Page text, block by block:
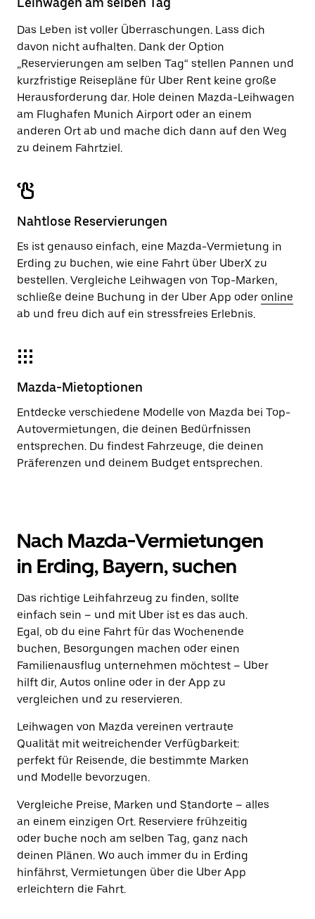
zu
Das Leben ist voller Überraschungen. Lass dich
davon nicht aufhalten. Dank der Option
„Reservierungen am selben Tag“ stellen Pannen und
kurzfristige Reisepläne für Uber Rent keine große
Herausforderung dar. Hole deinen Mazda-Leihwagen
am Flughafen Munich Airport oder an einem
anderen Ort ab und mache dich dann auf den Weg
zu deinem Fahrtziel.
Nahtlose Reservierungen
Es ist genauso einfach, eine Mazda-Vermietung in
Erding zu buchen, wie eine Fahrt über UberX zu
bestellen. Vergleiche Leihwagen von Top-Marken,
schließe deine Buchung in der Uber App oder online
ab und freu dich auf ein stressfreies Erlebnis.
Mazda-Mietoptionen
Entdecke verschiedene Modelle von Mazda bei Top-
Autovermietungen, die deinen Bedürfnissen
entsprechen. Du findest Fahrzeuge, die deinen
Präferenzen und deinem Budget entsprechen.
Nach Mazda-Vermietungen
in Erding, Bayern, suchen
Das richtige Leihfahrzeug zu finden, sollte
einfach sein – und mit Uber ist es das auch.
Egal, ob du eine Fahrt für das Wochenende
buchen, Besorgungen machen oder einen
Familienausflug unternehmen möchtest – Uber
hilft dir, Autos online oder in der App zu
vergleichen und zu reservieren.
Leihwagen von Mazda vereinen vertraute
Qualität mit weitreichender Verfügbarkeit:
perfekt für Reisende, die bestimmte Marken
und Modelle bevorzugen.
Vergleiche Preise, Marken und Standorte – alles
an einem einzigen Ort. Reserviere frühzeitig
oder buche noch am selben Tag, ganz nach
deinen Plänen. Wo auch immer du in Erding
hinfährst, Vermietungen über die Uber App
erleichtern die Fahrt.